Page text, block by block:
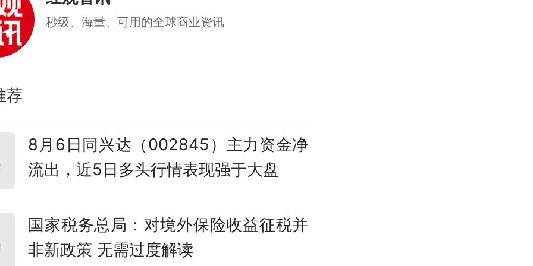
秒级、海量、可用的全球商业资讯
荐
8月6日同兴达（002845）主力资金净
流出，近5日多头行情表现强于大盘
国家税务总局：对境外保险收益征税并
非新政策 无需过度解读